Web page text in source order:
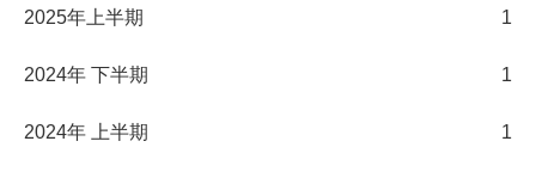
2025年上半期 1
2024年 下半期 1
2024年 上半期 1